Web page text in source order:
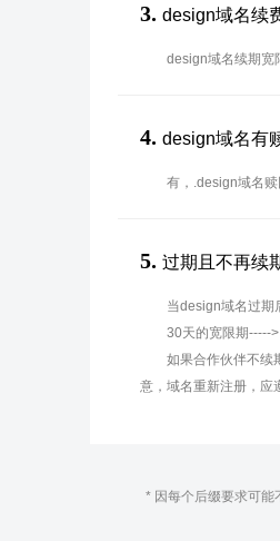
3. design域名续
design域名续期宽
4. design域名有
有，.design域名赎
5. 过期且不再续
当design域名过期
30天的宽限期-----
如果合作伙伴不续
意，域名重新注册，应
* 因每个后缀要求可能